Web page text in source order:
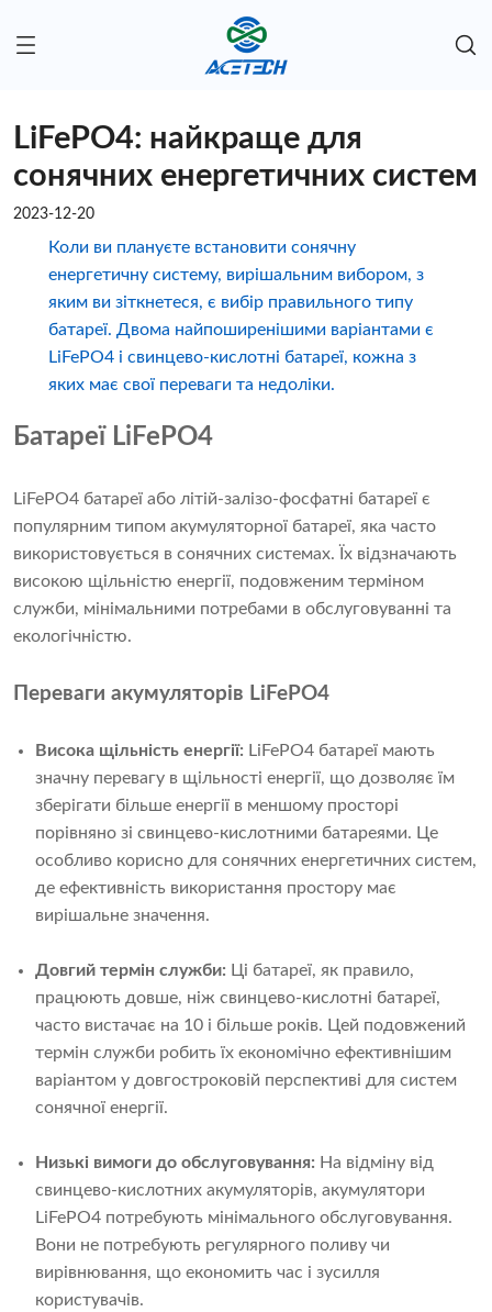
LiFePO4: найкраще для
сонячних енергетичних систем
2023-12-20
Коли ви плануєте встановити сонячну
енергетичну систему, вирішальним вибором, з
яким ви зіткнетеся, є вибір правильного типу
батареї. Двома найпоширенішими варіантами є
LiFePO4 і свинцево-кислотні батареї, кожна з
яких має свої переваги та недоліки.
Батареї LiFePO4
LiFePO4 батареї або літій-залізо-фосфатні батареї є
популярним типом акумуляторної батареї, яка часто
використовується в сонячних системах. Їх відзначають
високою щільністю енергії, подовженим терміном
служби, мінімальними потребами в обслуговуванні та
екологічністю.
Переваги акумуляторів LiFePO4
Висока щільність енергії: LiFePO4 батареї мають
значну перевагу в щільності енергії, що дозволяє їм
зберігати більше енергії в меншому просторі
порівняно зі свинцево-кислотними батареями. Це
особливо корисно для сонячних енергетичних систем,
де ефективність використання простору має
вирішальне значення.
Довгий термін служби: Ці батареї, як правило,
працюють довше, ніж свинцево-кислотні батареї,
часто вистачає на 10 і більше років. Цей подовжений
термін служби робить їх економічно ефективнішим
варіантом у довгостроковій перспективі для систем
сонячної енергії.
Низькі вимоги до обслуговування: На відміну від
свинцево-кислотних акумуляторів, акумулятори
LiFePO4 потребують мінімального обслуговування.
Вони не потребують регулярного поливу чи
вирівнювання, що економить час і зусилля
користувачів.